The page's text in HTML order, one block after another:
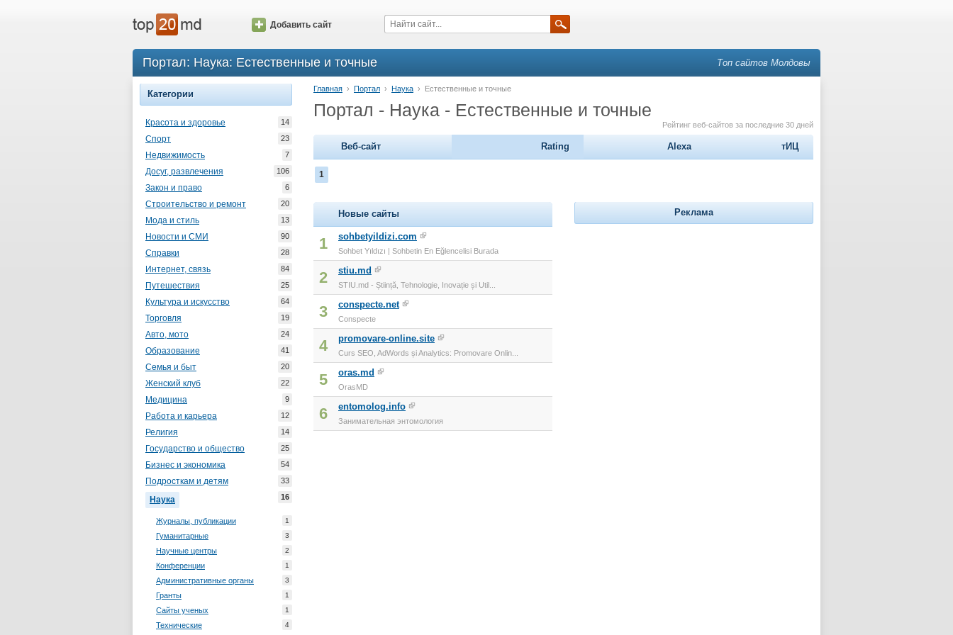
Добавить сайт
Портал: Наука: Естественные и точные Топ сайтов Молдовы
Категории
Красота и здоровье 14
Спорт 23
Недвижимость 7
Досуг, развлечения 106
Закон и право 6
Строительство и ремонт 20
Мода и стиль 13
Новости и СМИ 90
Справки 28
Интернет, связь 84
Путешествия 25
Культура и искусство 64
Торговля 19
Авто, мото 24
Образование 41
Семья и быт 20
Женский клуб 22
Медицина 9
Работа и карьера 12
Религия 14
Государство и общество 25
Бизнес и экономика 54
Подросткам и детям 33
Наука 16
Журналы, публикации 1
Гуманитарные 3
Научные центры 2
Конференции 1
Административные органы 3
Гранты 1
Сайты ученых 1
Технические 4
Главная › Портал › Наука › Естественные и точные
Портал - Наука - Естественные и точные
Рейтинг веб-сайтов за последние 30 дней
Веб-сайт Rating Alexa тИЦ
1
Новые сайты
1 sohbetyildizi.com
Sohbet Yıldızı | Sohbetin En Eğlencelisi Burada
2 stiu.md
STIU.md - Știință, Tehnologie, Inovație și Util...
3 conspecte.net
Conspecte
4 promovare-online.site
Curs SEO, AdWords și Analytics: Promovare Onlin...
5 oras.md
OrasMD
6 entomolog.info
Занимательная энтомология
Реклама